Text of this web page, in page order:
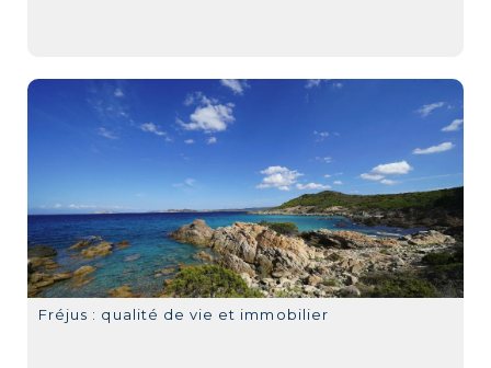
Fréjus : qualité de vie et immobilier